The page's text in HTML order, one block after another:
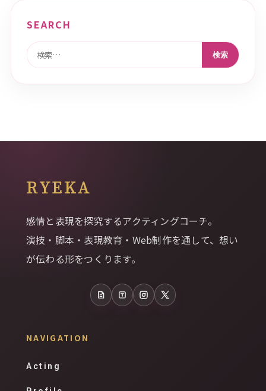
SEARCH
検索:
RYEKA
感情と表現を探究するアクティングコーチ。
演技・脚本・表現教育・Web制作を通して、想い
が伝わる形をつくります。
note TalesInstagram
X
NAVIGATION
Acting